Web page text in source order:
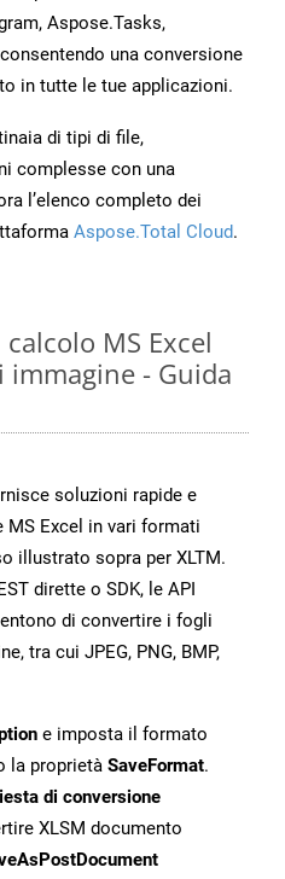
Aspose.Tasks,
una conversione
in tutte le tue applicazioni.
di tipi di file,
complesse con una
l’elenco completo dei
Aspose.Total Cloud.
MS Excel
immagine - Guida
soluzioni rapide e
Excel in vari formati
illustrato sopra per XLTM.
dirette o SDK, le API
di convertire i fogli
tra cui JPEG, PNG, BMP,
e imposta il formato
la proprietà SaveFormat.
di conversione
XLSM documento